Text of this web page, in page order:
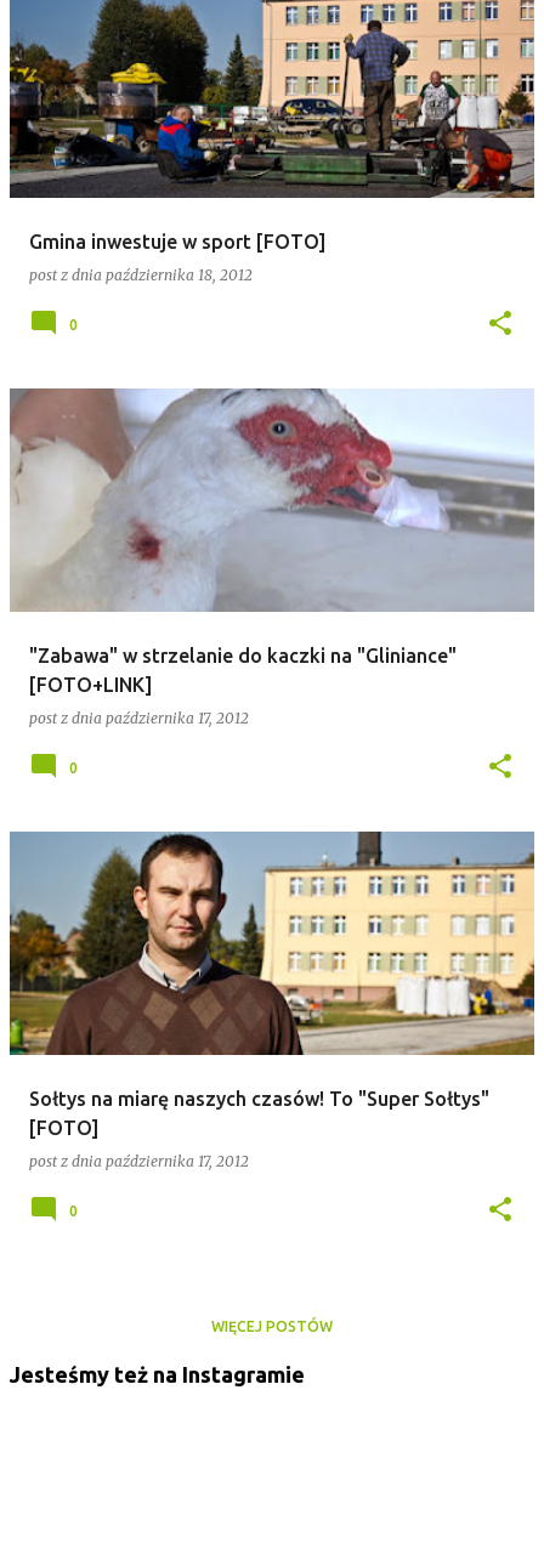
dotychczasowa wiceprzewodnicząca.
Gmina inwestuje w sport [FOTO]
post z dnia października 18, 2012
0
"Zabawa" w strzelanie do kaczki na "Gliniance"
[FOTO+LINK]
post z dnia października 17, 2012
0
Sołtys na miarę naszych czasów! To "Super Sołtys"
[FOTO]
post z dnia października 17, 2012
0
WIĘCEJ POSTÓW
Jesteśmy też na Instagramie